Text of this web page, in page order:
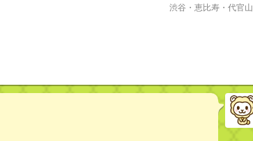
渋谷・恵比寿・代官山